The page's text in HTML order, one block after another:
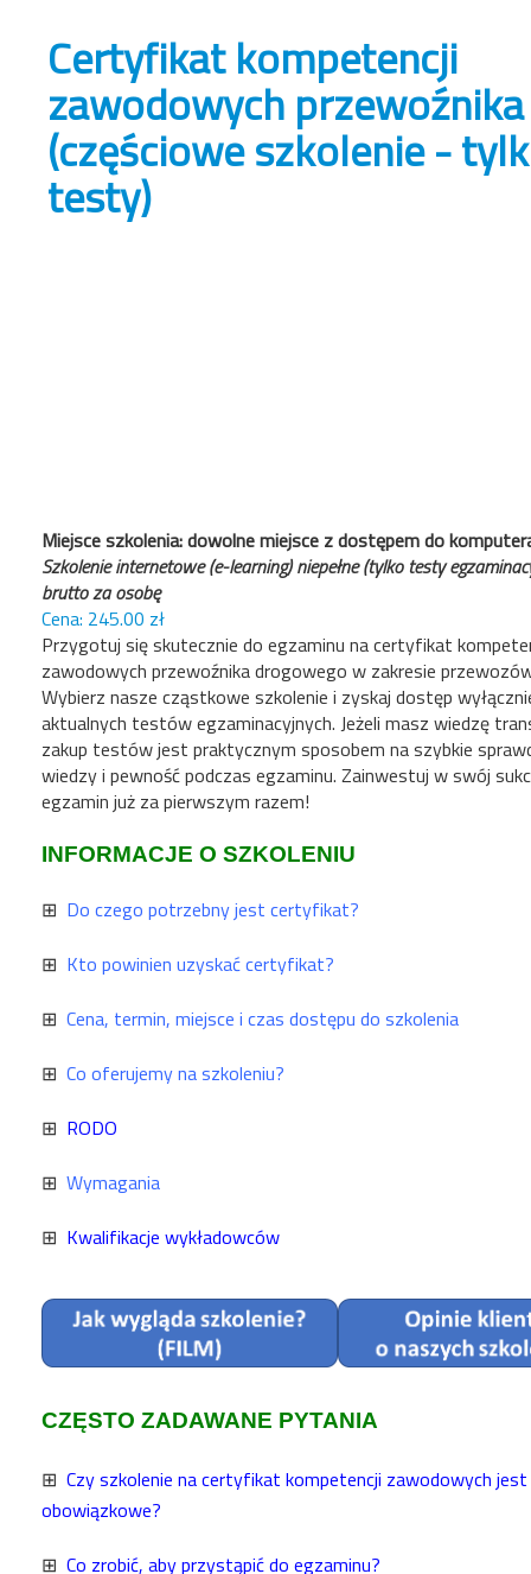
Certyfikat kompetencji
zawodowych
(częściowe szkolenie -
testy)
Miejsce szkolenia: dowolne miejsce z dostępem do
Szkolenie internetowe (e-learning) niepełne (tylko testy
brutto za osobę
245.00
Przygotuj się skutecznie do egzaminu na certyfikat
zawodowych przewoźnika drogowego w zakresie
Wybierz nasze cząstkowe szkolenie i zyskaj dostęp
aktualnych testów egzaminacyjnych. Jeżeli masz wiedzę
zakup testów jest praktycznym sposobem na szybkie
wiedzy i pewność podczas egzaminu. Zainwestuj w swój
egzamin już za pierwszym razem!
INFORMACJE O SZKOLENIU
⊞ Do czego potrzebny jest certyfikat?
⊞ Kto powinien uzyskać certyfikat?
⊞ Cena, termin, miejsce i czas dostępu do szkolenia
⊞ Co oferujemy na szkoleniu?
⊞ RODO
⊞ Wymagania
⊞ Kwalifikacje wykładowców
CZĘSTO ZADAWANE PYTANIA
⊞ Czy szkolenie na certyfikat kompetencji zawodowych jest
obowiązkowe?
⊞ Co zrobić, aby przystąpić do egzaminu?